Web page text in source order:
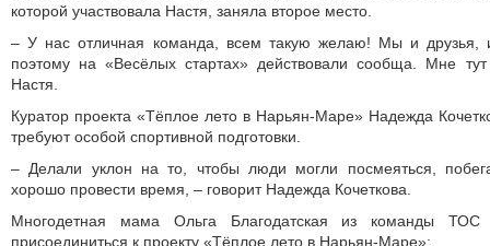
которой участвовала Настя, заняла второе место.
– У нас отличная команда, всем такую желаю! Мы и друзья,
поэтому на «Весёлых стартах» действовали сообща. Мне
Настя.
Куратор проекта «Тёплое лето в Нарьян-Маре» Надежда
требуют особой спортивной подготовки.
– Делали уклон на то, чтобы люди могли посмеяться,
хорошо провести время, – говорит Надежда Кочеткова.
Многодетная мама Ольга Благодатская из команды ТОС
присоединиться к проекту «Тёплое лето в Нарьян-Маре»: